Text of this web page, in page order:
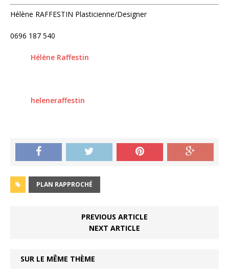
Hélène RAFFESTIN Plasticienne/Designer
0696 187 540
Hélène Raffestin
heleneraffestin
PLAN RAPPROCHÉ
PREVIOUS ARTICLE
NEXT ARTICLE
SUR LE MÊME THÈME